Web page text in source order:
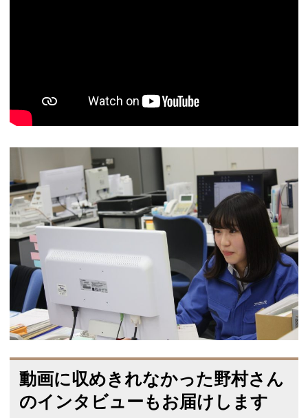
動画に収めきれなかった野村さん
のインタビューもお届けします